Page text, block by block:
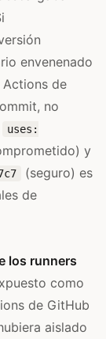
envenenado
Actions de
no
uses:
y
(seguro) es
de
los runners
como
de GitHub
aislado